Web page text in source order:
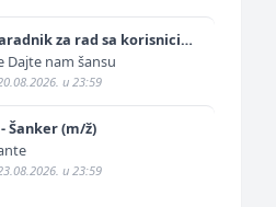
za rad sa korisnicima
Dajte nam šansu
u 23:59
Šanker (m/ž)
u 23:59